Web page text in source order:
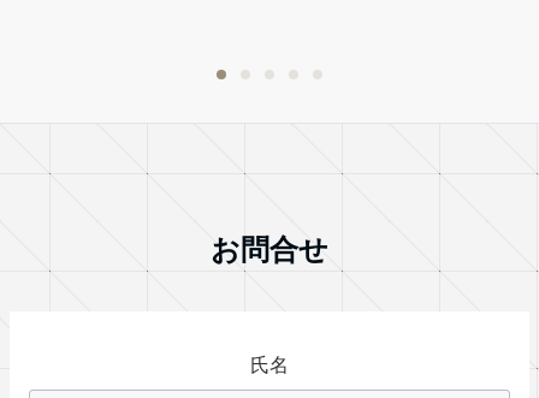
お問合せ
氏名